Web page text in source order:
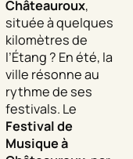
Châteauroux,
située à quelques
kilomètres de
l’Étang ? En été, la
ville résonne au
rythme de ses
festivals. Le
Festival de
Musique à